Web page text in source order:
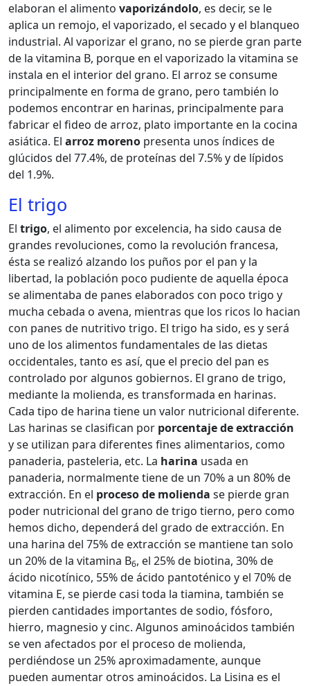
elaboran el alimento vaporizándolo, es decir, se le
aplica un remojo, el vaporizado, el secado y el blanqueo
industrial. Al vaporizar el grano, no se pierde gran parte
de la vitamina B, porque en el vaporizado la vitamina se
instala en el interior del grano. El arroz se consume
principalmente en forma de grano, pero también lo
podemos encontrar en harinas, principalmente para
fabricar el fideo de arroz, plato importante en la cocina
asiática. El arroz moreno presenta unos índices de
glúcidos del 77.4%, de proteínas del 7.5% y de lípidos
del 1.9%.
El trigo
El trigo, el alimento por excelencia, ha sido causa de
grandes revoluciones, como la revolución francesa,
ésta se realizó alzando los puños por el pan y la
libertad, la población poco pudiente de aquella época
se alimentaba de panes elaborados con poco trigo y
mucha cebada o avena, mientras que los ricos lo hacian
con panes de nutritivo trigo. El trigo ha sido, es y será
uno de los alimentos fundamentales de las dietas
occidentales, tanto es así, que el precio del pan es
controlado por algunos gobiernos. El grano de trigo,
mediante la molienda, es transformada en harinas.
Cada tipo de harina tiene un valor nutricional diferente.
Las harinas se clasifican por porcentaje de extracción
y se utilizan para diferentes fines alimentarios, como
panaderia, pasteleria, etc. La harina usada en
panaderia, normalmente tiene de un 70% a un 80% de
extracción. En el proceso de molienda se pierde gran
poder nutricional del grano de trigo tierno, pero como
hemos dicho, dependerá del grado de extracción. En
una harina del 75% de extracción se mantiene tan solo
un 20% de la vitamina B6, el 25% de biotina, 30% de
ácido nicotínico, 55% de ácido pantoténico y el 70% de
vitamina E, se pierde casi toda la tiamina, también se
pierden cantidades importantes de sodio, fósforo,
hierro, magnesio y cinc. Algunos aminoácidos también
se ven afectados por el proceso de molienda,
perdiéndose un 25% aproximadamente, aunque
pueden aumentar otros aminoácidos. La Lisina es el